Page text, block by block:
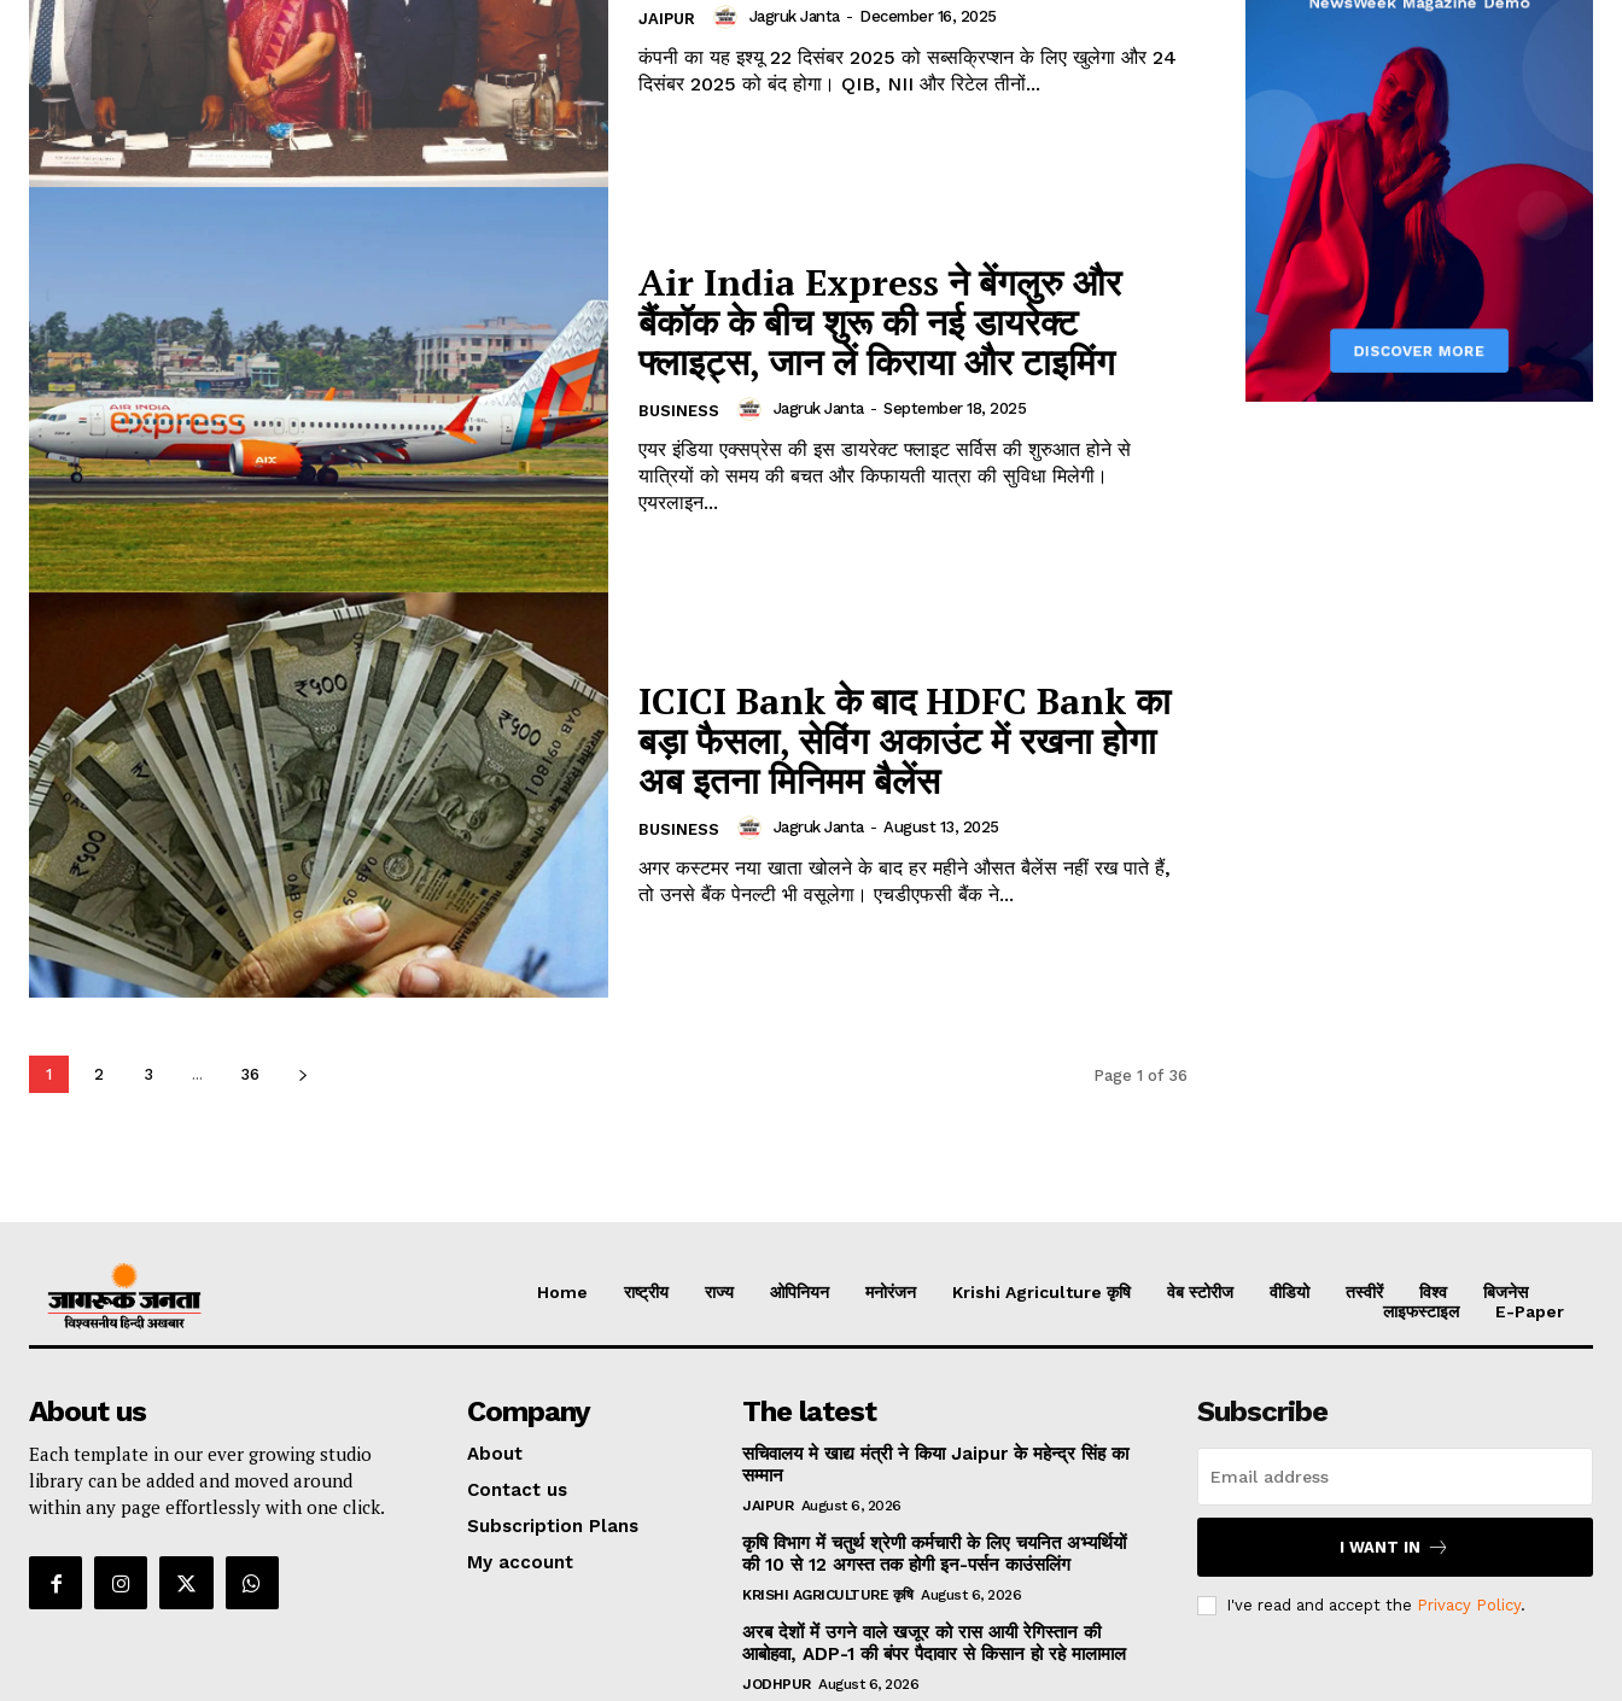
SUBSCRIBE NOW
JAIPUR Jagruk Janta - December 16, 2025
कंपनी का यह इश्यू 22 दिसंबर 2025 को सब्सक्रिप्शन के लिए खुलेगा और 24
दिसंबर 2025 को बंद होगा। QIB, NII और रिटेल तीनों...
Air India Express ने बेंगलुरु और
बैंकॉक के बीच शुरू की नई डायरेक्ट
फ्लाइट्स, जान लें किराया और टाइमिंग
BUSINESS Jagruk Janta - September 18, 2025
एयर इंडिया एक्सप्रेस की इस डायरेक्ट फ्लाइट सर्विस की शुरुआत होने से
यात्रियों को समय की बचत और किफायती यात्रा की सुविधा मिलेगी।
एयरलाइन...
ICICI Bank के बाद HDFC Bank का
बड़ा फैसला, सेविंग अकाउंट में रखना होगा
अब इतना मिनिमम बैलेंस
BUSINESS Jagruk Janta - August 13, 2025
अगर कस्टमर नया खाता खोलने के बाद हर महीने औसत बैलेंस नहीं रख पाते हैं,
तो उनसे बैंक पेनल्टी भी वसूलेगा। एचडीएफसी बैंक ने...
1 2 3 ... 36 Page 1 of 36
Home राष्ट्रीय राज्य ओपिनियन मनोरंजन Krishi Agriculture कृषि वेब स्टोरीज वीडियो तस्वीरें विश्व
बिजनेस
लाइफस्टाइल
E-Paper
About us
Each template in our ever growing studio
library can be added and moved around
within any page effortlessly with one click.
Company
About
Contact us
Subscription Plans
My account
The latest
सचिवालय मे खाद्य मंत्री ने किया Jaipur के महेन्द्र सिंह का
सम्मान
JAIPUR August 6, 2026
कृषि विभाग में चतुर्थ श्रेणी कर्मचारी के लिए चयनित अभ्यर्थियों
की 10 से 12 अगस्त तक होगी इन-पर्सन काउंसलिंग
KRISHI AGRICULTURE कृषि August 6, 2026
अरब देशों में उगने वाले खजूर को रास आयी रेगिस्तान की
आबोहवा, ADP-1 की बंपर पैदावार से किसान हो रहे मालामाल
JODHPUR August 6, 2026
Subscribe
I WANT IN
I've read and accept the Privacy Policy.